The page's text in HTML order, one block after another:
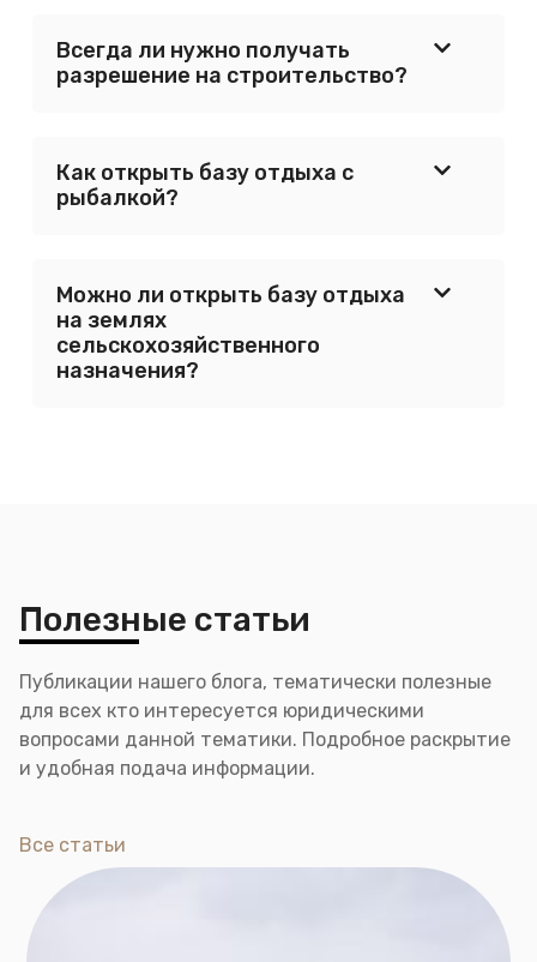
Всегда ли нужно получать
разрешение на строительство?
Как открыть базу отдыха с
рыбалкой?
Можно ли открыть базу отдыха
на землях
сельскохозяйственного
назначения?
Полезные статьи
Публикации нашего блога, тематически полезные
для всех кто интересуется юридическими
вопросами данной тематики. Подробное раскрытие
и удобная подача информации.
Все статьи